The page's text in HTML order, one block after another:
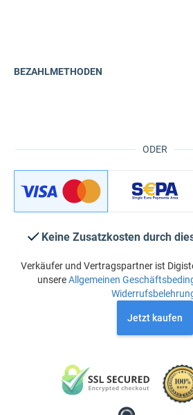
ODER
BEZAHLMETHODEN
Keine Zusatzkosten durch
Verkäufer und Vertragspartner ist
unsereAllgemeinen
Jetzt kaufen